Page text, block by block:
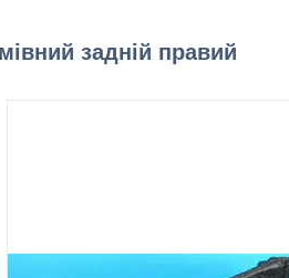
задній правий